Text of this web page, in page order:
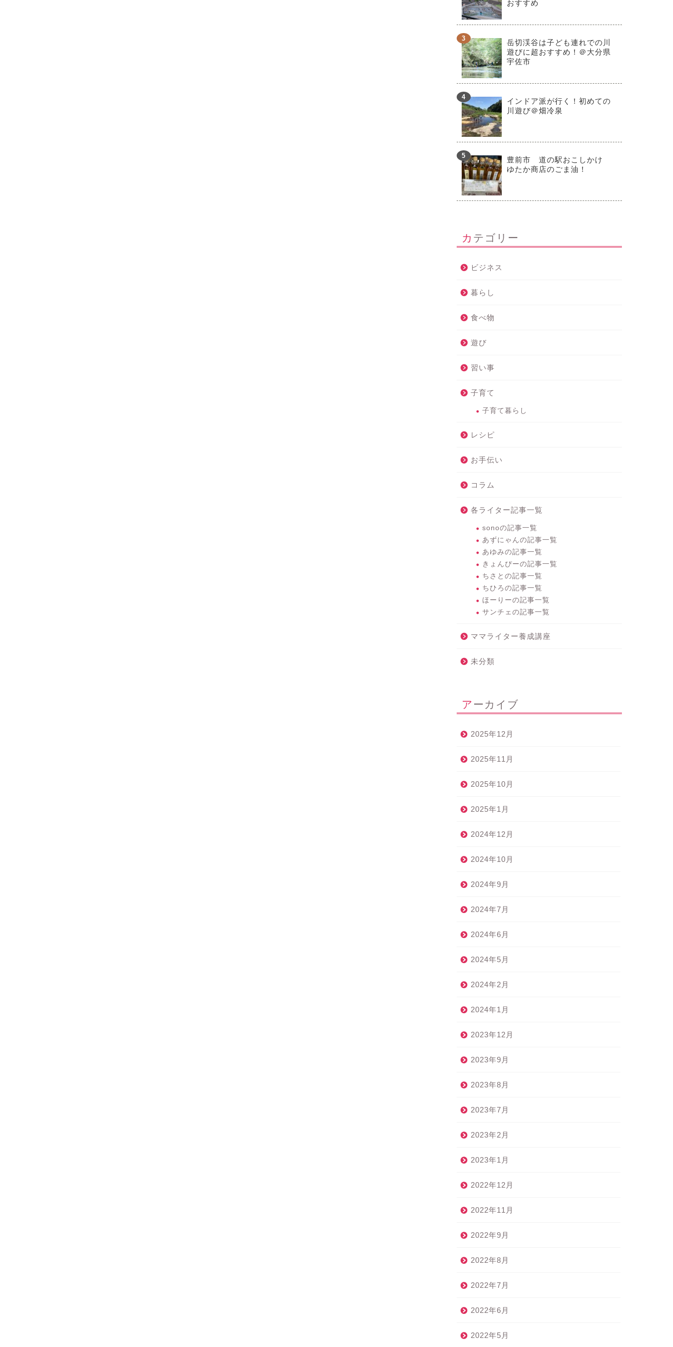
おすすめ
岳切渓谷は子ども連れでの川
遊びに超おすすめ！＠大分県
宇佐市
インドア派が行く！初めての
川遊び＠畑冷泉
豊前市 道の駅おこしかけ
ゆたか商店のごま油！
カテゴリー
ビジネス
暮らし
食べ物
遊び
習い事
子育て
子育て暮らし
レシピ
お手伝い
コラム
各ライター記事一覧
sonoの記事一覧
あずにゃんの記事一覧
あゆみの記事一覧
きょんぴーの記事一覧
ちさとの記事一覧
ちひろの記事一覧
ほーりーの記事一覧
サンチェの記事一覧
ママライター養成講座
未分類
アーカイブ
2025年12月
2025年11月
2025年10月
2025年1月
2024年12月
2024年10月
2024年9月
2024年7月
2024年6月
2024年5月
2024年2月
2024年1月
2023年12月
2023年9月
2023年8月
2023年7月
2023年2月
2023年1月
2022年12月
2022年11月
2022年9月
2022年8月
2022年7月
2022年6月
2022年5月